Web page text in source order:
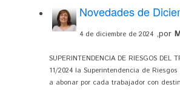
Novedades de
4 de diciembre de 2024 ,por
SUPERINTENDENCIA DE RIESGOS
11/2024 la Superintendencia de
a abonar por cada trabajador con